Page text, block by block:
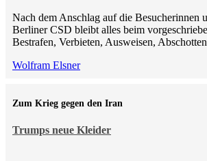
Nach dem Anschlag auf die Besucherinnen
Berliner CSD bleibt alles beim
Bestrafen, Verbieten, Ausweisen,
Wolfram Elsner
Trumps neue Kleider
Zum Krieg gegen den Iran